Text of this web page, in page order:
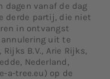
vanaf de dag
derde partij, die niet
in ontvangst
uit te
B.V., Arie Rijks,
Nederland,
a-tree.eu) op de